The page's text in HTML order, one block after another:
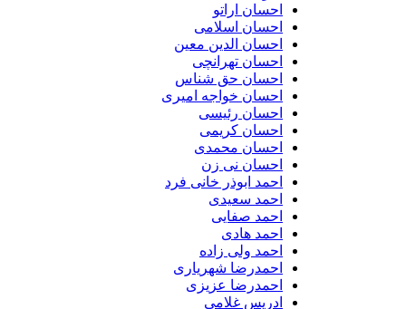
احسان اراتو
احسان اسلامی
احسان الدین معین
احسان تهرانچی
احسان حق شناس
احسان خواجه امیری
احسان رئیسی
احسان کریمی
احسان محمدی
احسان نی زن
احمد ابوذر خانی فرد
احمد سعیدی
احمد صفایی
احمد هادی
احمد ولی زاده
احمدرضا شهریاری
احمدرضا عزیزی
ادریس غلامی